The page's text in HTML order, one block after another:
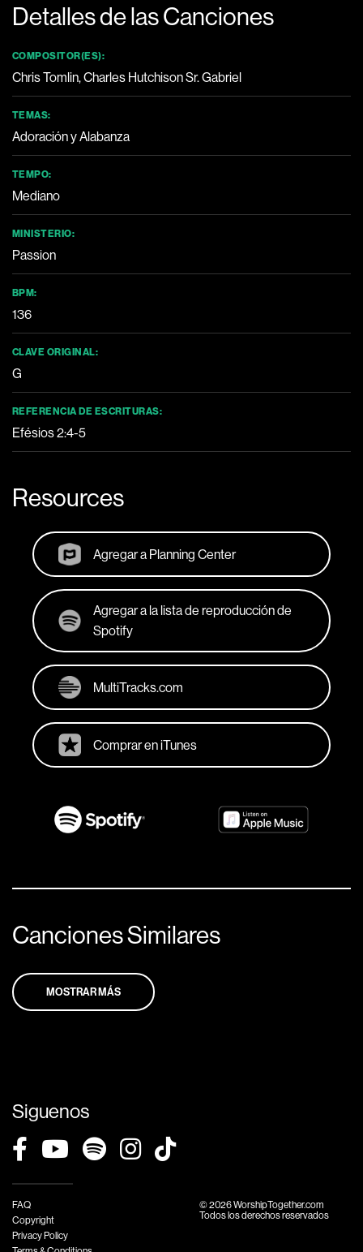
Detalles de las Canciones
COMPOSITOR(ES):
Chris Tomlin, Charles Hutchison Sr. Gabriel
TEMAS:
Adoración y Alabanza
TEMPO:
Mediano
MINISTERIO:
Passion
BPM:
136
CLAVE ORIGINAL:
G
REFERENCIA DE ESCRITURAS:
Efésios 2:4-5
Resources
Agregar a Planning Center
Agregar a la lista de reproducción de
Spotify
MultiTracks.com
Comprar en iTunes
Canciones Similares
MOSTRAR MÁS
Siguenos
FAQ
Copyright
Privacy Policy
© 2026 WorshipTogether.com
Todos los derechos reservados